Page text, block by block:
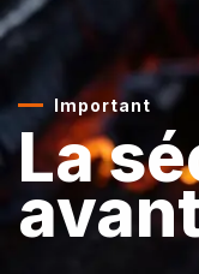
Important
La